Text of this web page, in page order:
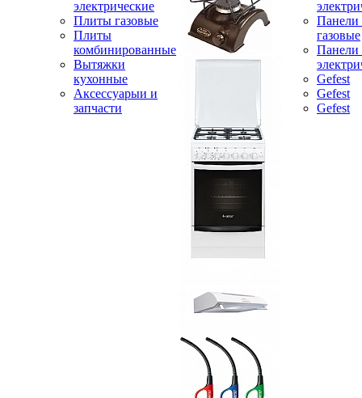
электрические
Плиты газовые
Плиты
комбинированные
Вытяжки
кухонные
Аксессуарыи и
запчасти
Панели
газовые
Панели
Gefest
Gefest
Gefest